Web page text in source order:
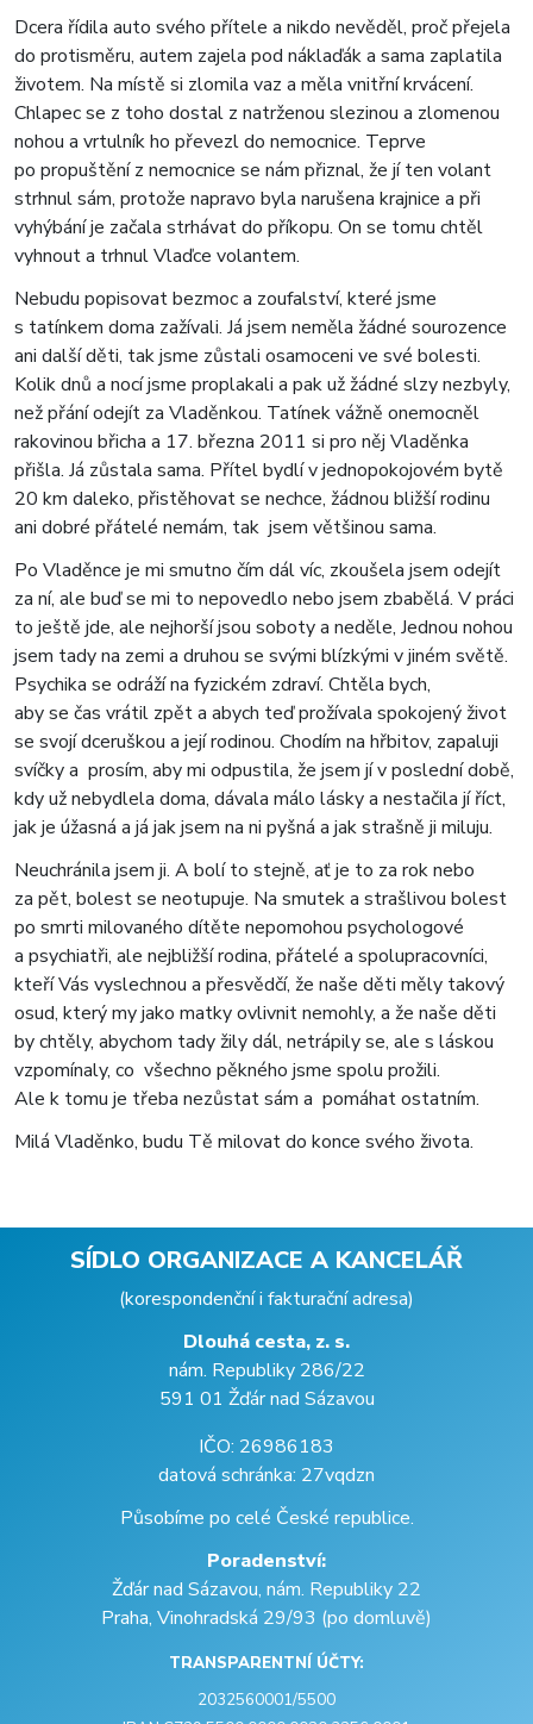
Dcera řídila auto svého přítele a nikdo nevěděl, proč přejela
do protisměru, autem zajela pod náklaďák a sama zaplatila
životem. Na místě si zlomila vaz a měla vnitřní krvácení.
Chlapec se z toho dostal z natrženou slezinou a zlomenou
nohou a vrtulník ho převezl do nemocnice. Teprve
po propuštění z nemocnice se nám přiznal, že jí ten volant
strhnul sám, protože napravo byla narušena krajnice a při
vyhýbání je začala strhávat do příkopu. On se tomu chtěl
vyhnout a trhnul Vlaďce volantem.
Nebudu popisovat bezmoc a zoufalství, které jsme
s tatínkem doma zažívali. Já jsem neměla žádné sourozence
ani další děti, tak jsme zůstali osamoceni ve své bolesti.
Kolik dnů a nocí jsme proplakali a pak už žádné slzy nezbyly,
než přání odejít za Vladěnkou. Tatínek vážně onemocněl
rakovinou břicha a 17. března 2011 si pro něj Vladěnka
přišla. Já zůstala sama. Přítel bydlí v jednopokojovém bytě
20 km daleko, přistěhovat se nechce, žádnou bližší rodinu
ani dobré přátelé nemám, tak jsem většinou sama.
Po Vladěnce je mi smutno čím dál víc, zkoušela jsem odejít
za ní, ale buď se mi to nepovedlo nebo jsem zbabělá. V práci
to ještě jde, ale nejhorší jsou soboty a neděle, Jednou nohou
jsem tady na zemi a druhou se svými blízkými v jiném světě.
Psychika se odráží na fyzickém zdraví. Chtěla bych,
aby se čas vrátil zpět a abych teď prožívala spokojený život
se svojí dceruškou a její rodinou. Chodím na hřbitov, zapaluji
svíčky a prosím, aby mi odpustila, že jsem jí v poslední době,
kdy už nebydlela doma, dávala málo lásky a nestačila jí říct,
jak je úžasná a já jak jsem na ni pyšná a jak strašně ji miluju.
Neuchránila jsem ji. A bolí to stejně, ať je to za rok nebo
za pět, bolest se neotupuje. Na smutek a strašlivou bolest
po smrti milovaného dítěte nepomohou psychologové
a psychiatři, ale nejbližší rodina, přátelé a spolupracovníci,
kteří Vás vyslechnou a přesvědčí, že naše děti měly takový
osud, který my jako matky ovlivnit nemohly, a že naše děti
by chtěly, abychom tady žily dál, netrápily se, ale s láskou
vzpomínaly, co všechno pěkného jsme spolu prožili.
Ale k tomu je třeba nezůstat sám a pomáhat ostatním.
Milá Vladěnko, budu Tě milovat do konce svého života.
SÍDLO ORGANIZACE A KANCELÁŘ
(korespondenční i fakturační adresa)
Dlouhá cesta, z. s.
nám. Republiky 286/22
591 01 Žďár nad Sázavou
IČO: 26986183
datová schránka: 27vqdzn
Působíme po celé České republice.
Poradenství:
Žďár nad Sázavou, nám. Republiky 22
Praha, Vinohradská 29/93 (po domluvě)
TRANSPARENTNÍ ÚČTY:
2032560001/5500